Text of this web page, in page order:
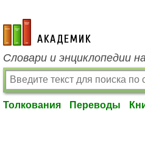
academic.ru
Словари и энциклопедии
Толкования Переводы